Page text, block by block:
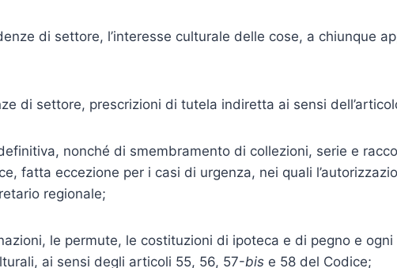
di settore, l’interesse culturale delle cose, a chiunque
di settore, prescrizioni di tutela indiretta ai sensi
nonché di smembramento di collezioni, serie e
fatta eccezione per i casi di urgenza, nei quali
regionale;
le permute, le costituzioni di ipoteca e di pegno e
ai sensi degli articoli 55, 56, 57-bis e 58 del Codice;